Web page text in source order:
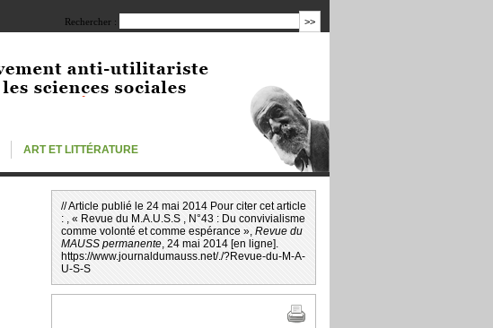
Rechercher :
ART ET LITTÉRATURE
// Article publié le 24 mai 2014 Pour citer cet article
: , « Revue du M.A.U.S.S , N°43 : Du convivialisme
comme volonté et comme espérance », Revue du
MAUSS permanente, 24 mai 2014 [en ligne].
https://www.journaldumauss.net/./?Revue-du-M-A-
U-S-S